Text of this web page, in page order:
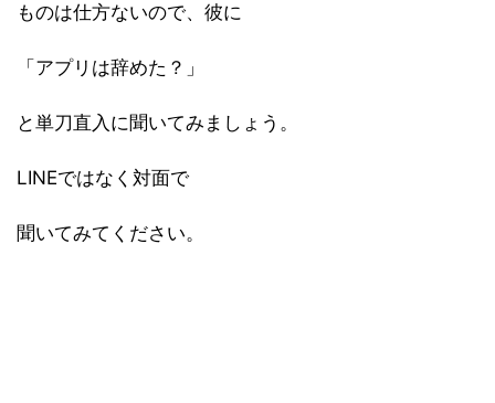
ものは仕方ないので、彼に
「アプリは辞めた？」
と単刀直入に聞いてみましょう。
LINEではなく対面で
聞いてみてください。